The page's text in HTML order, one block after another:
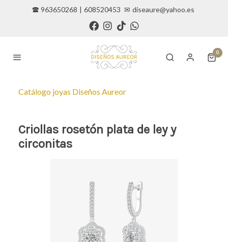
🕿 963650268 | 608520453 ✉ diseaure@yahoo.es
0
Catálogo joyas Diseños Aureor
Criollas rosetón plata de ley y
circonitas